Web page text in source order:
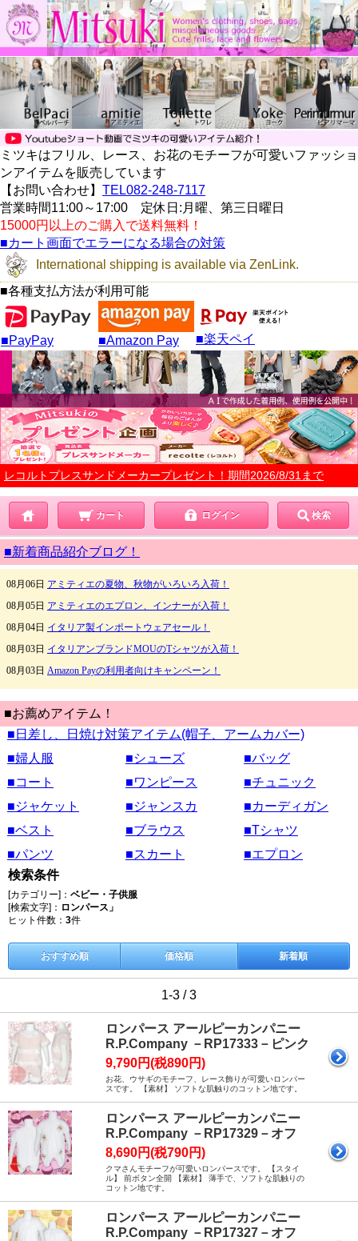
ミツキはフリル、レース、お花のモチーフが可愛いファッショ
ンアイテムを販売しています
【お問い合わせ】 TEL082-248-7117
営業時間11:00～17:00 定休日:月曜、第三日曜日
15000円以上のご購入で送料無料！
■カート画面でエラーになる場合の対策
International shipping is available via ZenLink.
■各種支払方法が利用可能
■PayPay ■Amazon Pay ■楽天ペイ
レコルトプレスサンドメーカープレゼント！期間2026/8/31まで
カート ログイン 検索
■新着商品紹介ブログ！
■お薦めアイテム！
■日差し、日焼け対策アイテム(帽子、アームカバー)
■婦人服
■シューズ
■バッグ
■コート
■ワンピース
■チュニック
■ジャケット
■ジャンスカ
■カーディガン
■ベスト
■ブラウス
■Tシャツ
■パンツ
■スカート
■エプロン
検索条件
[カテゴリー]： ベビー・子供服
[検索文字]： ロンパース」
ヒット件数： 3件
おすすめ順 価格順 新着順
1-3 / 3
ロンパース アールピーカンパニー
R.P.Company －RP17333－ピンク
9,790円(税890円)
お花、ウサギのモチーフ、レース飾りが可愛いロンパー
スです。 【素材】 ソフトな肌触りのコットン地です。
ロンパース アールピーカンパニー
R.P.Company －RP17329－オフ
8,690円(税790円)
クマさんモチーフが可愛いロンパースです。 【スタイ
ル】 前ボタン全開 【素材】 薄手で、ソフトな肌触りの
コットン地です。
ロンパース アールピーカンパニー
R.P.Company －RP17327－オフ